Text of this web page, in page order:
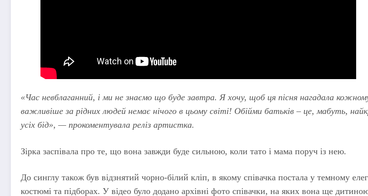
«Час невблаганний, і ми не знаємо що буде завтра. Я хочу, щоб ця пісня нагадала
важливіше за рідних людей немає нічого в цьому світі! Обійми батьків – це, мабуть,
усіх бід», — прокоментувала реліз артистка.
Зірка заспівала про те, що вона завжди буде сильною, коли тато і мама поруч із нею.
До синглу також був відзнятий чорно-білий кліп, в якому співачка постала у темному
костюмі та підборах. У відео було додано архівні фото співачки, на яких вона ще